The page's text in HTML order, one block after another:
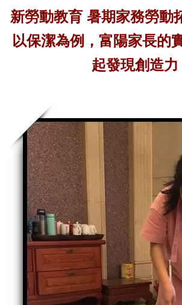
新勞動教育 暑期家務勞
以保潔為例，富陽家長的
起發現創造力